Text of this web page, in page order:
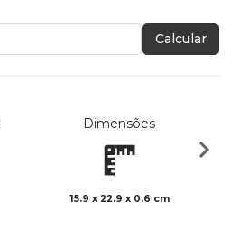
Calcular
Dimensões
15.9 x 22.9 x 0.6 cm